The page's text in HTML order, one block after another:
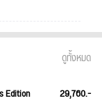
ดูทั้งหมด
Edition 29,760.-